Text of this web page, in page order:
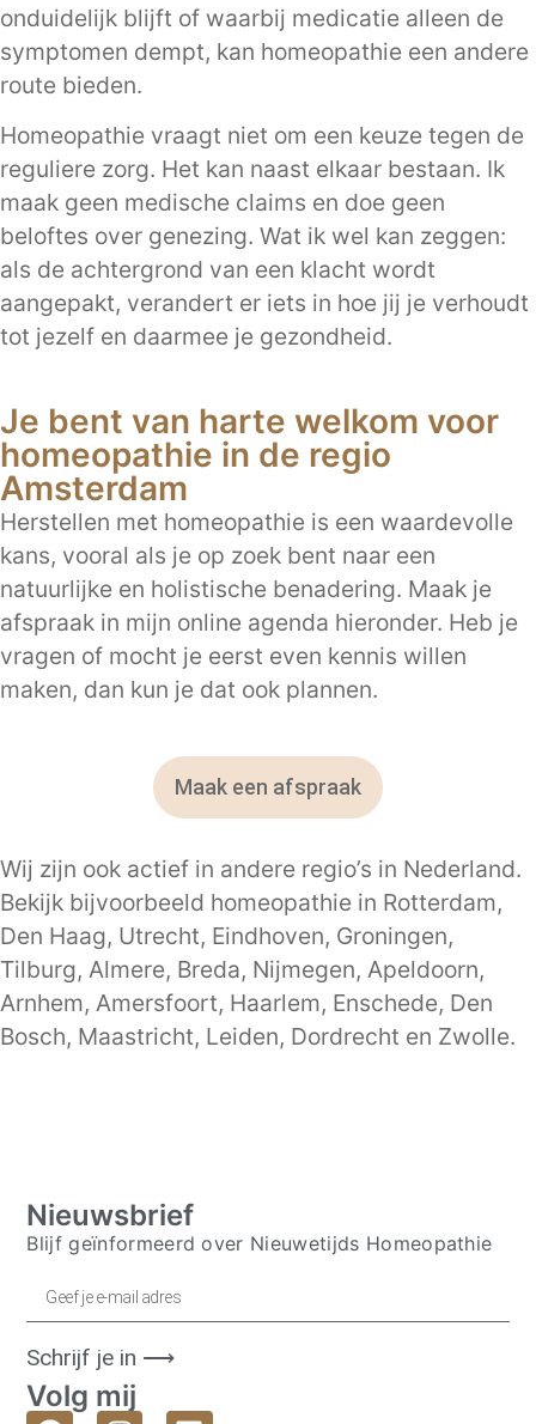
onduidelijk blijft of waarbij medicatie alleen de
symptomen dempt, kan homeopathie een andere
route bieden.
Homeopathie vraagt niet om een keuze tegen de
reguliere zorg. Het kan naast elkaar bestaan. Ik
maak geen medische claims en doe geen
beloftes over genezing. Wat ik wel kan zeggen:
als de achtergrond van een klacht wordt
aangepakt, verandert er iets in hoe jij je verhoudt
tot jezelf en daarmee je gezondheid.
Je bent van harte welkom voor
homeopathie in de regio
Amsterdam
Herstellen met homeopathie is een waardevolle
kans, vooral als je op zoek bent naar een
natuurlijke en holistische benadering. Maak je
afspraak in mijn online agenda hieronder. Heb je
vragen of mocht je eerst even kennis willen
maken, dan kun je dat ook plannen.
Maak een afspraak
Wij zijn ook actief in andere regio’s in Nederland.
Bekijk bijvoorbeeld homeopathie in Rotterdam,
Den Haag, Utrecht, Eindhoven, Groningen,
Tilburg, Almere, Breda, Nijmegen, Apeldoorn,
Arnhem, Amersfoort, Haarlem, Enschede, Den
Bosch, Maastricht, Leiden, Dordrecht en Zwolle.
Nieuwsbrief
Blijf geïnformeerd over Nieuwetijds Homeopathie
Schrijf je in ⟶
Volg mij